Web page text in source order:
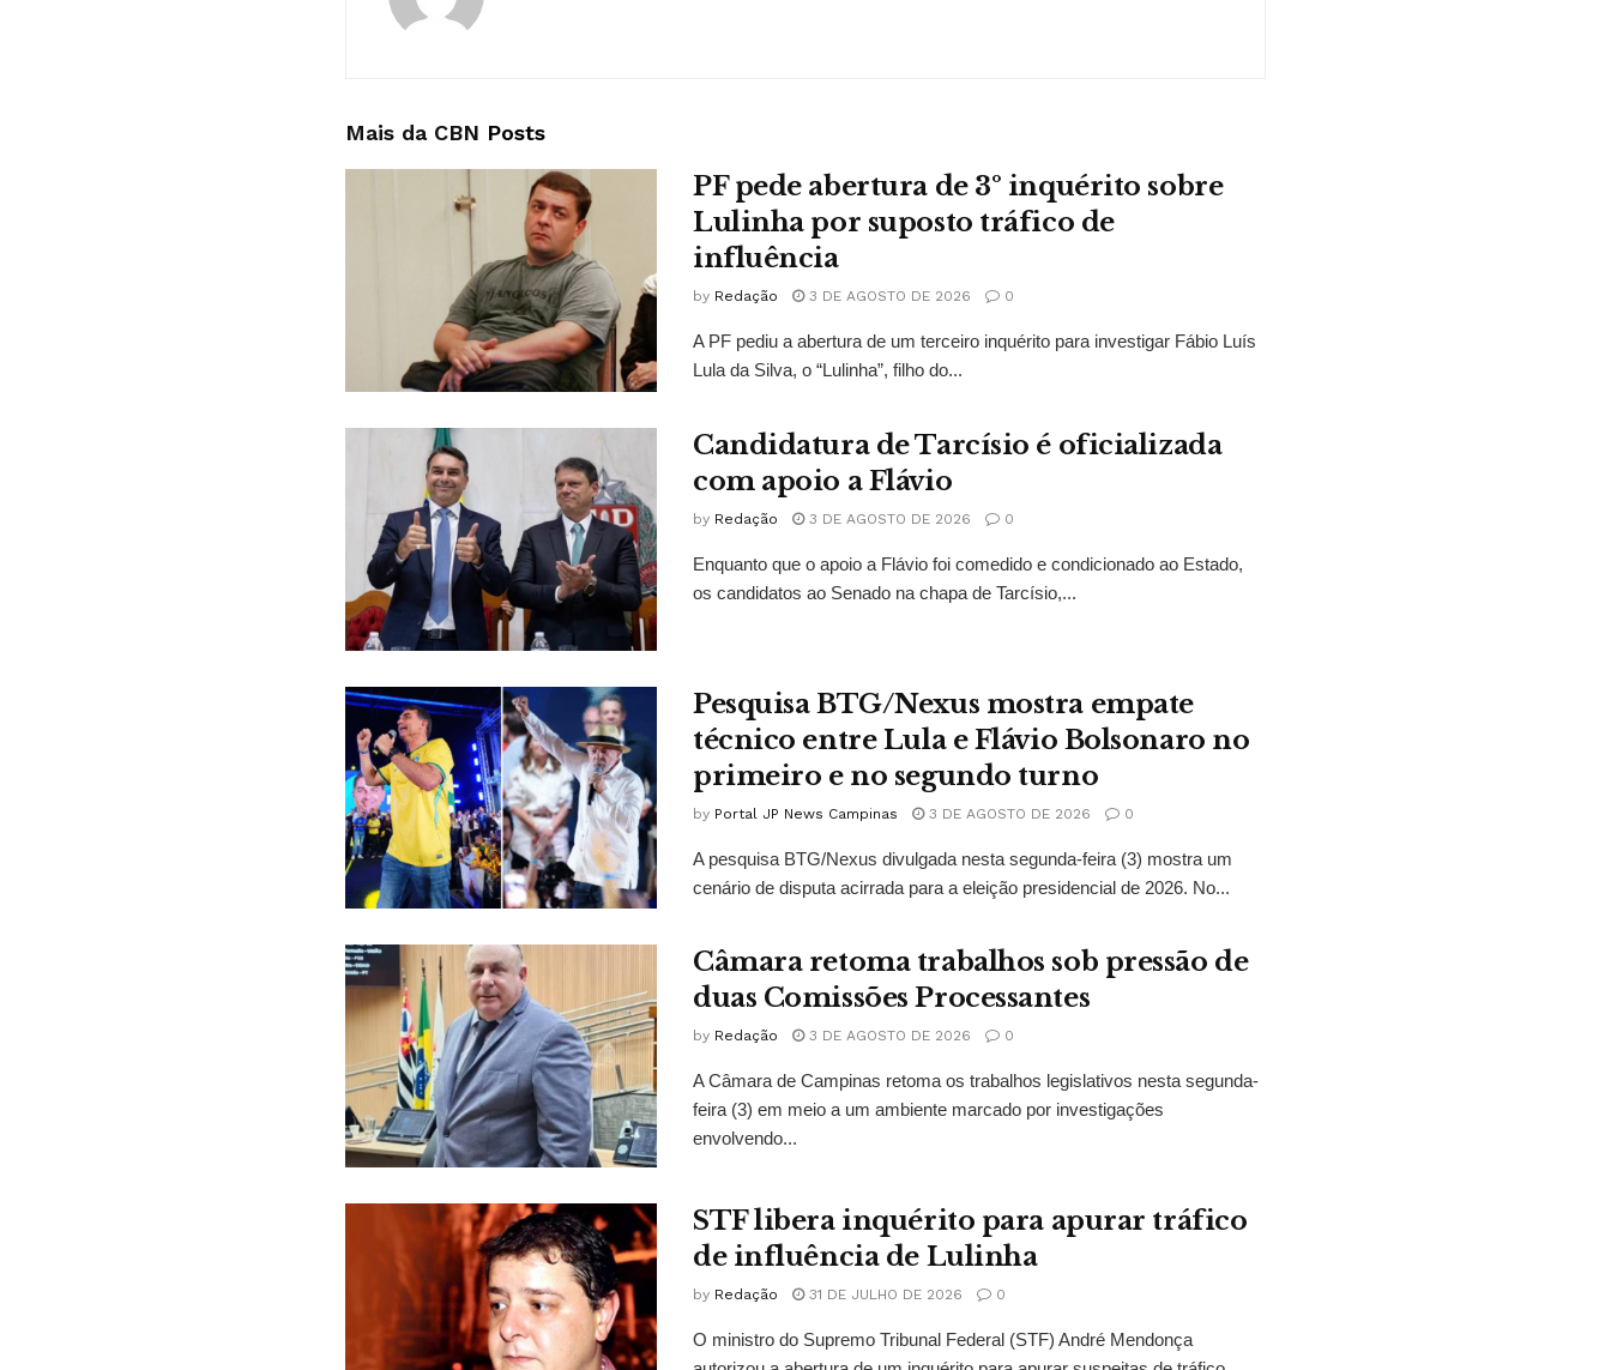
Mais da CBN Posts
PF pede abertura de 3º inquérito sobre
Lulinha por suposto tráfico de
influência
by Redação 3 DE AGOSTO DE 2026 0
A PF pediu a abertura de um terceiro inquérito para investigar Fábio Luís
Lula da Silva, o “Lulinha”, filho do...
Candidatura de Tarcísio é oficializada
com apoio a Flávio
by Redação 3 DE AGOSTO DE 2026 0
Enquanto que o apoio a Flávio foi comedido e condicionado ao Estado,
os candidatos ao Senado na chapa de Tarcísio,...
Pesquisa BTG/Nexus mostra empate
técnico entre Lula e Flávio Bolsonaro no
primeiro e no segundo turno
by Portal JP News Campinas 3 DE AGOSTO DE 2026 0
A pesquisa BTG/Nexus divulgada nesta segunda-feira (3) mostra um
cenário de disputa acirrada para a eleição presidencial de 2026. No...
Câmara retoma trabalhos sob pressão de
duas Comissões Processantes
by Redação 3 DE AGOSTO DE 2026 0
A Câmara de Campinas retoma os trabalhos legislativos nesta segunda-
feira (3) em meio a um ambiente marcado por investigações
envolvendo...
STF libera inquérito para apurar tráfico
de influência de Lulinha
by Redação 31 DE JULHO DE 2026 0
O ministro do Supremo Tribunal Federal (STF) André Mendonça